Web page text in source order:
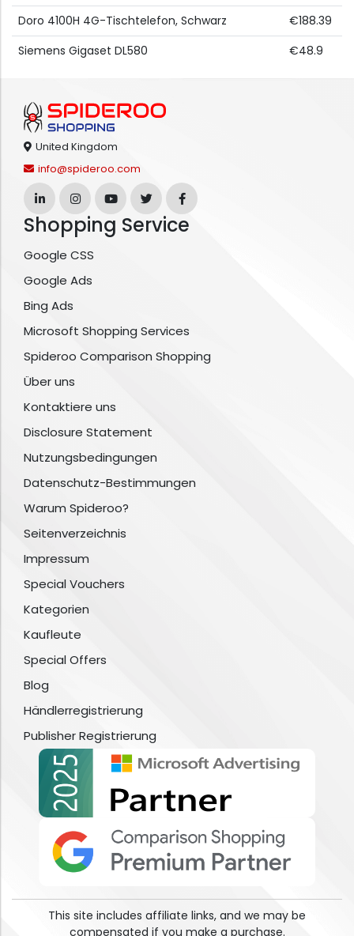
Doro 4100H 4G-Tischtelefon, Schwarz
€188.39
Siemens Gigaset DL580
€48.9
United Kingdom
info@spideroo.com
Shopping Service
Google CSS
Google Ads
Bing Ads
Microsoft Shopping Services
Spideroo Comparison Shopping
Über uns
Kontaktiere uns
Disclosure Statement
Nutzungsbedingungen
Datenschutz-Bestimmungen
Warum Spideroo?
Seitenverzeichnis
Impressum
Special Vouchers
Kategorien
Kaufleute
Special Offers
Blog
Händlerregistrierung
Publisher Registrierung
This site includes affiliate links, and we may be
compensated if you make a purchase.